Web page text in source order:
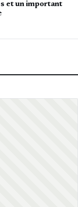
et un important